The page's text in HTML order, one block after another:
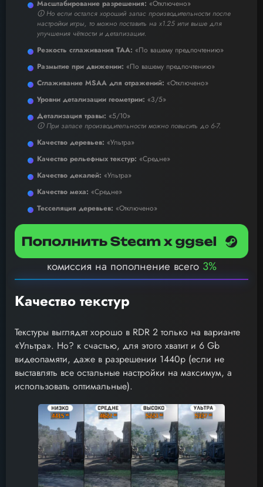
Масштабирование разрешения: «Отключено»
🛈 Но если остался хороший запас производительности после
настройки игры, то можно поставить на х1.25 или выше для
улучшения чёткости и детализации.
Резкость сглаживания TAA: «По вашему предпочтению»
Размытие при движении: «По вашему предпочтению»
Сглаживание MSAA для отражений: «Отключено»
Уровни детализации геометрии: «3/5»
Детализация травы: «5/10»
🛈 При запасе производительности можно повысить до 6-7.
Качество деревьев: «Ультра»
Качество рельефных текстур: «Средне»
Качество декалей: «Ультра»
Качество меха: «Средне»
Тесселяция деревьев: «Отключено»
комиссия на пополнение всего 3%
Качество текстур
Текстуры выглядят хорошо в RDR 2 только на варианте
«Ультра». Но? к счастью, для этого хватит и 6 Gb
видеопамяти, даже в разрешении 1440p (если не
выставлять все остальные настройки на максимум, а
использовать оптимальные).